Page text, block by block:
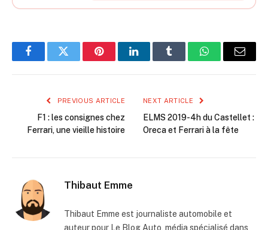
FacebookTwitter PinterestLinkedInTumblr WhatsAppEmail
PREVIOUS ARTICLE
F1 : les consignes chez
Ferrari, une vieille histoire
NEXT ARTICLE
ELMS 2019-4h du Castellet :
Oreca et Ferrari à la fête
Thibaut Emme
Thibaut Emme est journaliste automobile et
auteur pour Le Blog Auto, média spécialisé dans